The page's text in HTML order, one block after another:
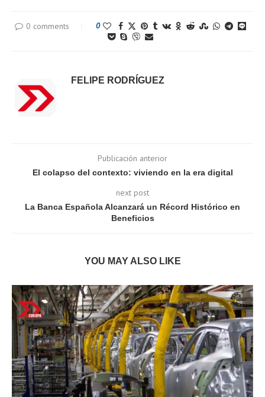
0 comments 0
FELIPE RODRÍGUEZ
Publicación anterior
El colapso del contexto: viviendo en la era digital
next post
La Banca Española Alcanzará un Récord Histórico en
Beneficios
YOU MAY ALSO LIKE